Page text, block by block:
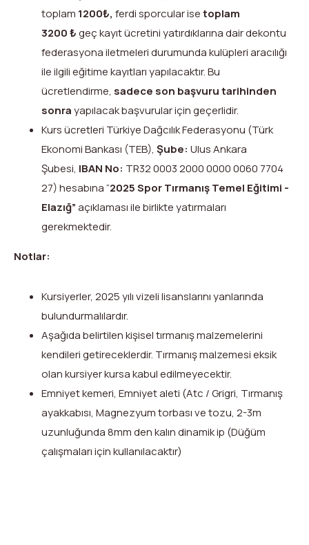
toplam 1200₺, ferdi sporcular isetoplam
3200₺geç kayıt ücretini yatırdıklarına dair dekontu
federasyona iletmeleri durumunda kulüpleri aracılığı
ile ilgili eğitime kayıtları yapılacaktır.Bu
ücretlendirme, sadece son başvuru tarihinden
sonrayapılacak başvurular için geçerlidir.
Kurs ücretleri Türkiye Dağcılık Federasyonu (Türk
Ekonomi Bankası (TEB), Şube: Ulus Ankara
Şubesi, IBAN No: TR32 0003 2000 0000 0060 7704
27) hesabına “2025Spor Tırmanış Temel Eğitimi -
Elazığ”açıklaması ile birlikte yatırmaları
gerekmektedir.
Notlar:
Kursiyerler, 2025 yılı vizeli lisanslarını yanlarında
bulundurmalılardır.
Aşağıda belirtilen kişisel tırmanış malzemelerini
kendileri getireceklerdir. Tırmanış malzemesi eksik
olan kursiyer kursa kabul edilmeyecektir.
Emniyet kemeri, Emniyet aleti (Atc / Grigri, Tırmanış
ayakkabısı, Magnezyum torbası ve tozu, 2-3m
uzunluğunda 8mm den kalın dinamik ip (Düğüm
çalışmaları için kullanılacaktır)